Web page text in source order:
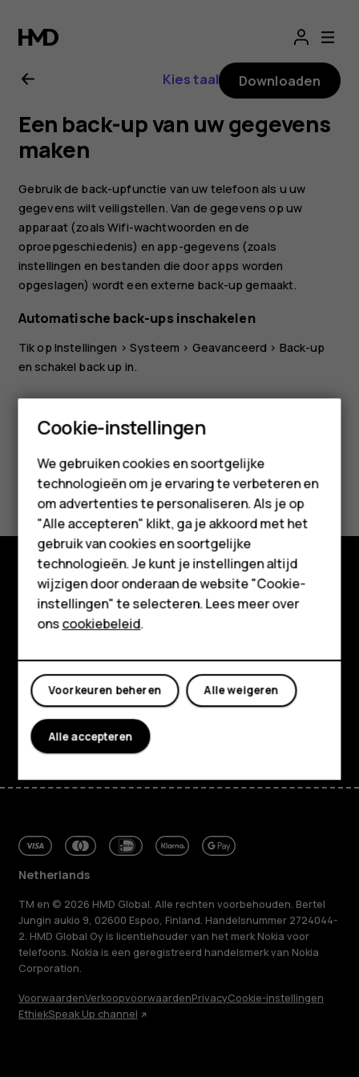
voor
Nokia
8.1
Smartphones
Feature phones
Accessoires
HMD Terra M
Voor bedrijven
Tablets
Shop
Mijn account
Kies taal Downloaden
Een back-up van uw gegevens
maken
Gebruik de back-upfunctie van uw telefoon als u uw
gegevens wilt veiligstellen. Van de gegevens op uw
apparaat (zoals Wifi-wachtwoorden en de
oproepgeschiedenis) en app-gegevens (zoals
instellingen en bestanden die door apps worden
opgeslagen) wordt een externe back-up gemaakt.
Automatische back-ups inschakelen
Tik op Instellingen >Systeem > Geavanceerd > Back-up
en schakel back up in.
Was deze informatie nuttig?
Ja Nee
Shop
Over ons
Planet and people
Klantenservice
FacebookInstagram
TiktokYoutube
Netherlands
TM en © 2026 HMD Global. Alle rechten voorbehouden. Bertel
Jungin aukio 9, 02600 Espoo, Finland. Handelsnummer 2724044-
2. HMD Global Oy is licentiehouder van het merk Nokia voor
telefoons. Nokia is een geregistreerd handelsmerk van Nokia
Corporation.
VoorwaardenVerkoopvoorwaardenPrivacyCookie-instellingen
EthiekSpeak Up channel
Cookie-instellingen
We gebruiken cookies en soortgelijke
technologieën om je ervaring te verbeteren en
om advertenties te personaliseren. Als je op
"Alle accepteren" klikt, ga je akkoord met het
gebruik van cookies en soortgelijke
technologieën. Je kunt je instellingen altijd
wijzigen door onderaan de website "Cookie-
instellingen" te selecteren. Lees meer over
onscookiebeleid.
Alle weigeren
Voorkeuren beheren
Alle accepteren